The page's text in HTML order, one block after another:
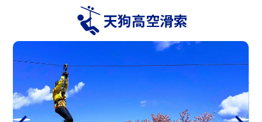
天狗山滑雪學校
小樽滑雪聯盟
小樽天狗山滑雪學校
小樽玻璃工作室
天狗高空滑索